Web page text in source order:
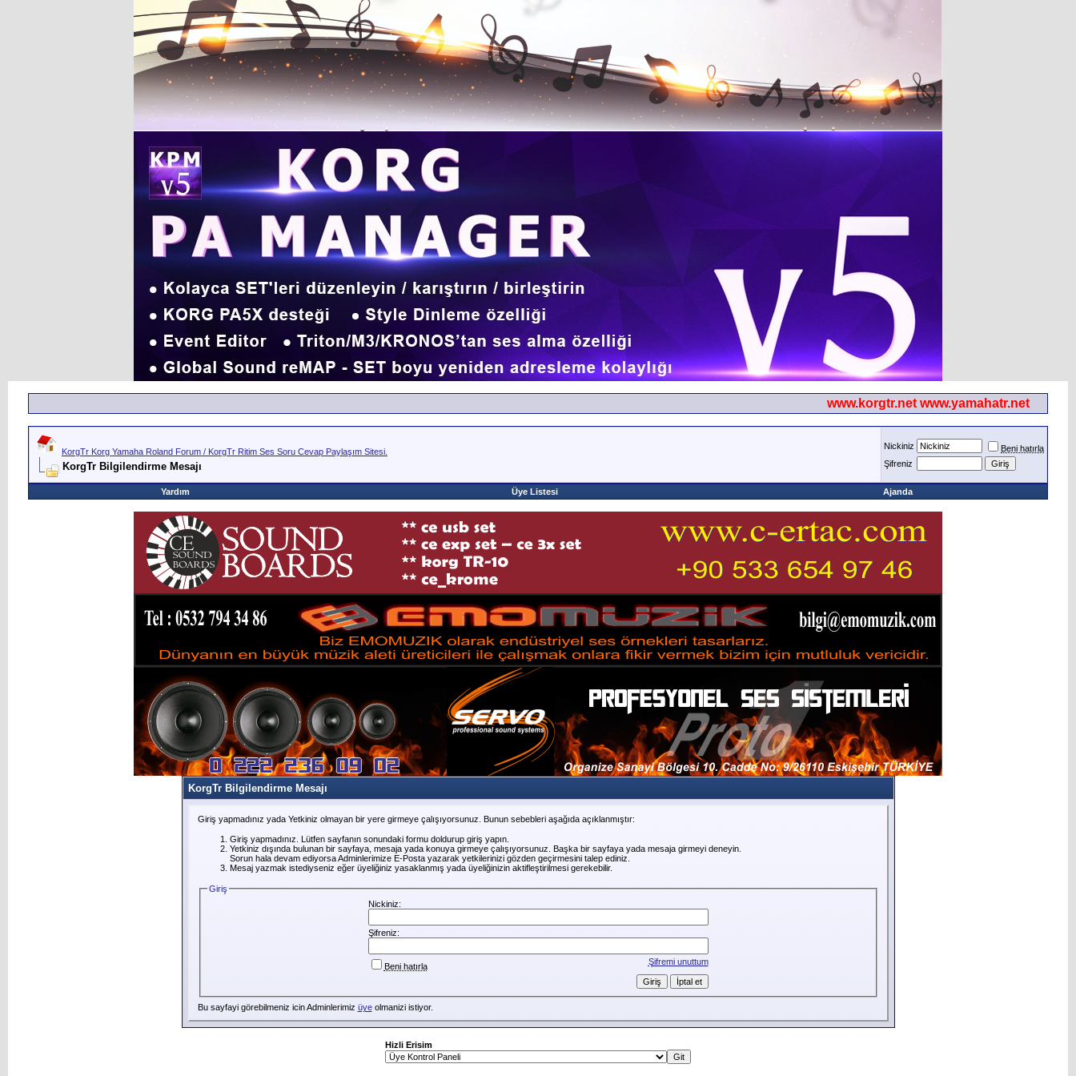
www.korgtr.net www.yamahatr.net
KorgTr Korg Yamaha Roland Forum / KorgTr Ritim Ses Soru Cevap Paylaşım Sitesi.
KorgTr Bilgilendirme Mesajı
Nickiniz
Beni hatırla
Şifreniz
Yardım Üye Listesi Ajanda
KorgTr Bilgilendirme Mesajı
Giriş yapmadınız yada Yetkiniz olmayan bir yere girmeye çalışıyorsunuz. Bunun sebebleri aşağıda açıklanmıştır:
Giriş yapmadınız. Lütfen sayfanın sonundaki formu doldurup giriş yapın.
Yetkiniz dışında bulunan bir sayfaya, mesaja yada konuya girmeye çalışıyorsunuz. Başka bir sayfaya yada mesaja girmeyi deneyin.
Sorun hala devam ediyorsa Adminlerimize E-Posta yazarak yetkilerinizi gözden geçirmesini talep ediniz.
Mesaj yazmak istediyseniz eğer üyeliğiniz yasaklanmış yada üyeliğinizin aktifleştirilmesi gerekebilir.
Giriş
Nickiniz:
Şifreniz:
Şifremi unuttum
Beni hatırla
Bu sayfayi görebilmeniz icin Adminlerimiz üyeolmanizi istiyor.
Hizli Erisim